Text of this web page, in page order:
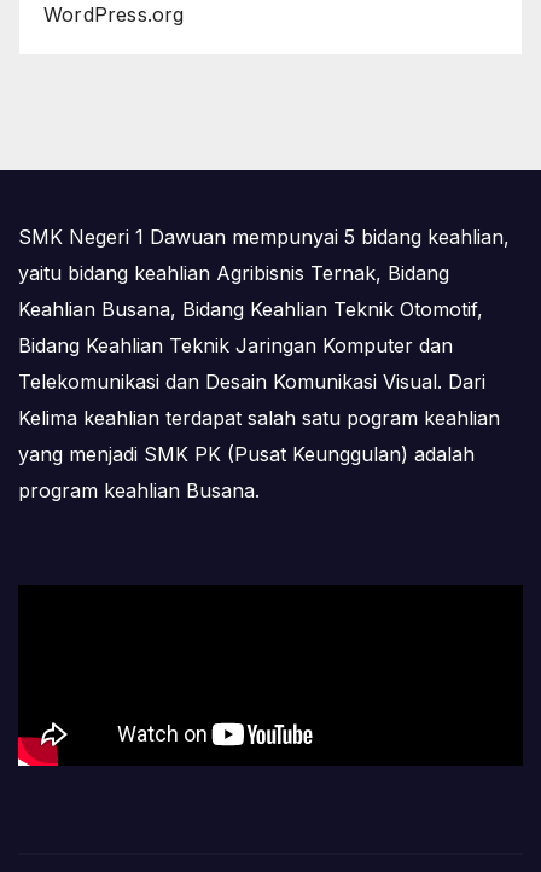
WordPress.org
SMK Negeri 1 Dawuan mempunyai 5 bidang keahlian,
yaitu bidang keahlian Agribisnis Ternak, Bidang
Keahlian Busana, Bidang Keahlian Teknik Otomotif,
Bidang Keahlian Teknik Jaringan Komputer dan
Telekomunikasi dan Desain Komunikasi Visual. Dari
Kelima keahlian terdapat salah satu pogram keahlian
yang menjadi SMK PK (Pusat Keunggulan) adalah
program keahlian Busana.